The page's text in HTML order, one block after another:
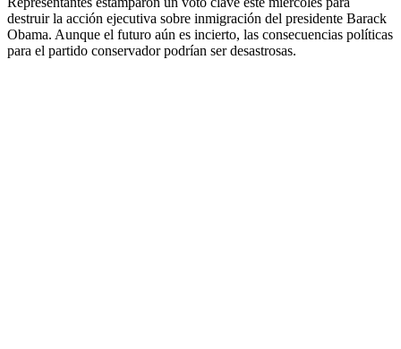
destruir la acción ejecutiva sobre inmigración del presidente Barack
Obama. Aunque el futuro aún es incierto, las consecuencias políticas
para el partido conservador podrían ser desastrosas.